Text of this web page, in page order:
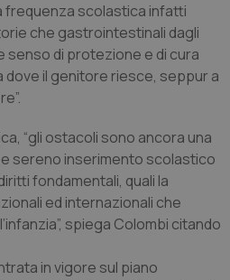
frequenza scolastica infatti
che gastrointestinali dagli
senso di protezione e di cura
dove il genitore riesce, seppur a
“gli ostacoli sono ancora una
sereno inserimento scolastico
fondamentali, quali la
ed internazionali che
spiega Colombi citando
in vigore sul piano